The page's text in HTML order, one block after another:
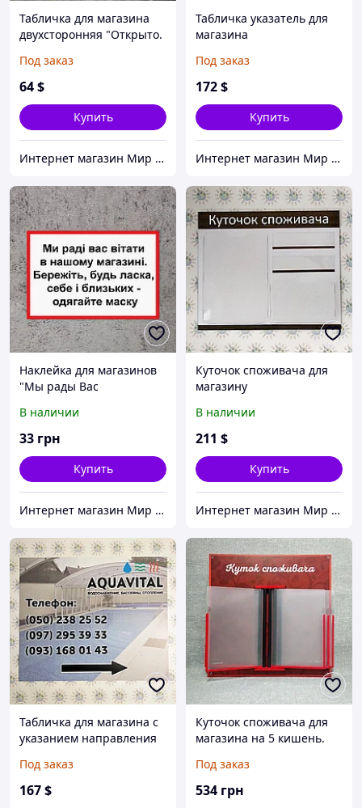
Табличка для магазина
двухсторонняя "Открыто.
Под заказ
64$
Купить
Интернет магазин Мир стендов. Товары из Украины
Табличка указатель для
магазина
Под заказ
172$
Купить
Интернет магазин Мир стендов. Товары из Украины
Наклейка для магазинов
"Мы рады Вас
Берегите себя - одевайте
маску"
В наличии
33 грн
Купить
Интернет магазин Мир стендов. Товары из Украины
Куточок споживача для
магазину
В наличии
211 $
Купить
Интернет магазин Мир стендов. Товары из Украины
Табличка для магазина с
указанием направления
Под заказ
167$
Куточок споживача для
магазина на 5 кишень.
Под заказ
534 грн